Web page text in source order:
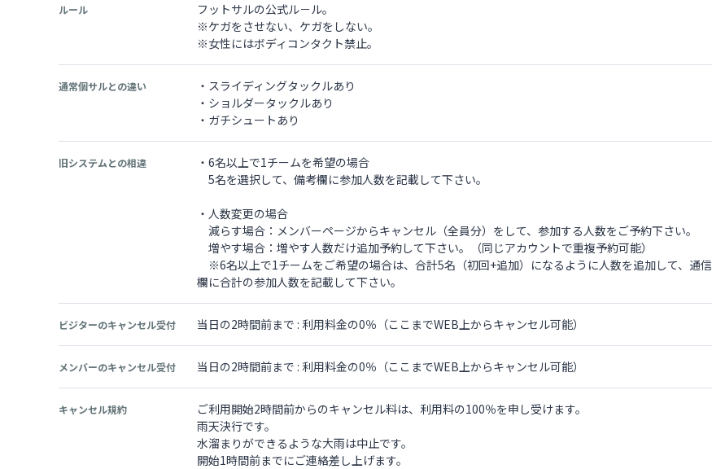
ルール
フットサルの公式ル－ル。
※ケガをさせない、ケガをしない。
※女性にはボディコンタクト禁止。
通常個サルとの違い
・スライディングタックルあり
・ショルダータックルあり
・ガチシュートあり
旧システムとの相違
・6名以上で1チームを希望の場合
5名を選択して、備考欄に参加人数を記載して下さい。
・人数変更の場合
減らす場合：メンバーページからキャンセル（全員分）をして、参加する人数をご予約下さい。
増やす場合：増やす人数だけ追加予約して下さい。（同じアカウントで重複予約可能）
※6名以上で1チームをご希望の場合は、合計5名（初回+追加）になるように人数を追加して、通信
欄に合計の参加人数を記載して下さい。
ビジターのキャンセル受付 当日の2時間前まで : 利用料金の0％（ここまでWEB上からキャンセル可能）
メンバーのキャンセル受付 当日の2時間前まで : 利用料金の0％（ここまでWEB上からキャンセル可能）
キャンセル規約
ご利用開始2時間前からのキャンセル料は、利用料の100％を申し受けます。
雨天決行です。
水溜まりができるような大雨は中止です。
開始1時間前までにご連絡差し上げます。